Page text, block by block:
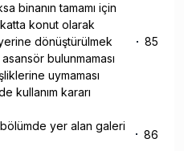
binanın tamamı için
konut olarak
dönüştürülmek
bulunmaması
uymaması
kullanım kararı
85
bölümde yer alan galeri
86